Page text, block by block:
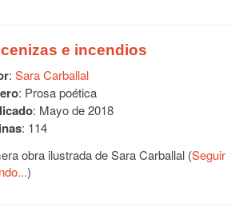
e incendios
: Sara Carballal
: Prosa poética
: Mayo de 2018
: 114
obra ilustrada de Sara Carballal (Seguir
)